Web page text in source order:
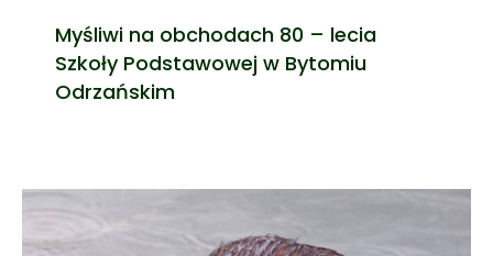
Myśliwi na obchodach 80 – lecia
Szkoły Podstawowej w Bytomiu
Odrzańskim